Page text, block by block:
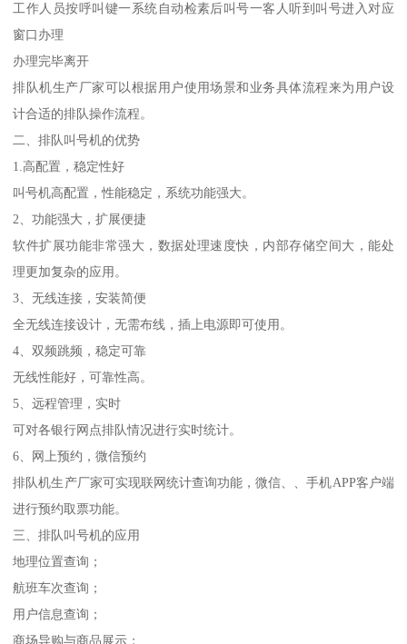
工作人员按呼叫键一系统自动检素后叫号一客人听到叫号进入对应
窗口办理
办理完毕离开
排队机生产厂家可以根据用户使用场景和业务具体流程来为用户设
计合适的排队操作流程。
二、排队叫号机的优势
1.高配置，稳定性好
叫号机高配置，性能稳定，系统功能强大。
2、功能强大，扩展便捷
软件扩展功能非常强大，数据处理速度快，内部存储空间大，能处
理更加复杂的应用。
3、无线连接，安装简便
全无线连接设计，无需布线，插上电源即可使用。
4、双频跳频，稳定可靠
无线性能好，可靠性高。
5、远程管理，实时
可对各银行网点排队情况进行实时统计。
6、网上预约，微信预约
排队机生产厂家可实现联网统计查询功能，微信、、手机APP客户端
进行预约取票功能。
三、排队叫号机的应用
地理位置查询；
航班车次查询；
用户信息查询；
商场导购与商品展示；